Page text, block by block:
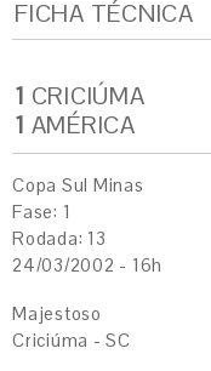
FICHA TÉCNICA
1 CRICIÚMA
1 AMÉRICA
Copa Sul Minas
Fase: 1
Rodada: 13
24/03/2002 - 16h
Majestoso
Criciúma - SC